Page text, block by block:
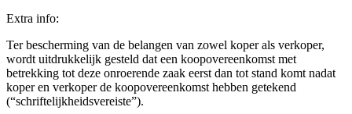
Extra info:
Ter bescherming van de belangen van zowel koper als verkoper,
wordt uitdrukkelijk gesteld dat een koopovereenkomst met
betrekking tot deze onroerende zaak eerst dan tot stand komt nadat
koper en verkoper de koopovereenkomst hebben getekend
(“schriftelijkheidsvereiste”).